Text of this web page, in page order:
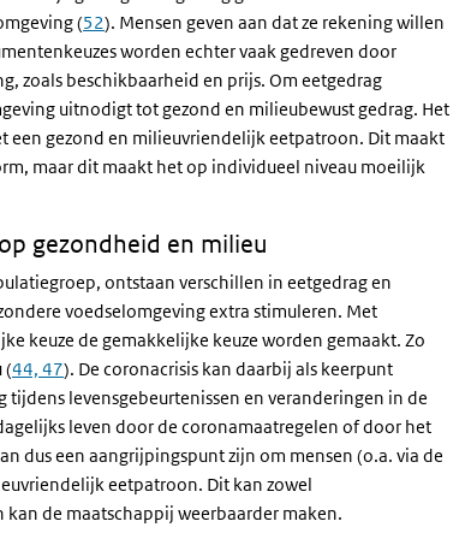
(52). Mensen geven aan dat ze rekening willen
worden echter vaak gedreven door
zoals beschikbaarheid en prijs. Om eetgedrag
uitnodigt tot gezond en milieubewust gedrag. Het
gezond en milieuvriendelijk eetpatroon. Dit maakt
maar dit maakt het op individueel niveau moeilijk
gezondheid en milieu
ontstaan verschillen in eetgedrag en
voedselomgeving extra stimuleren. Met
keuze de gemakkelijke keuze worden gemaakt. Zo
(44, 47). De coronacrisis kan daarbij als keerpunt
levensgebeurtenissen en veranderingen in de
leven door de coronamaatregelen of door het
dus een aangrijpingspunt zijn om mensen (o.a. via de
eetpatroon. Dit kan zowel
kan de maatschappij weerbaarder maken.